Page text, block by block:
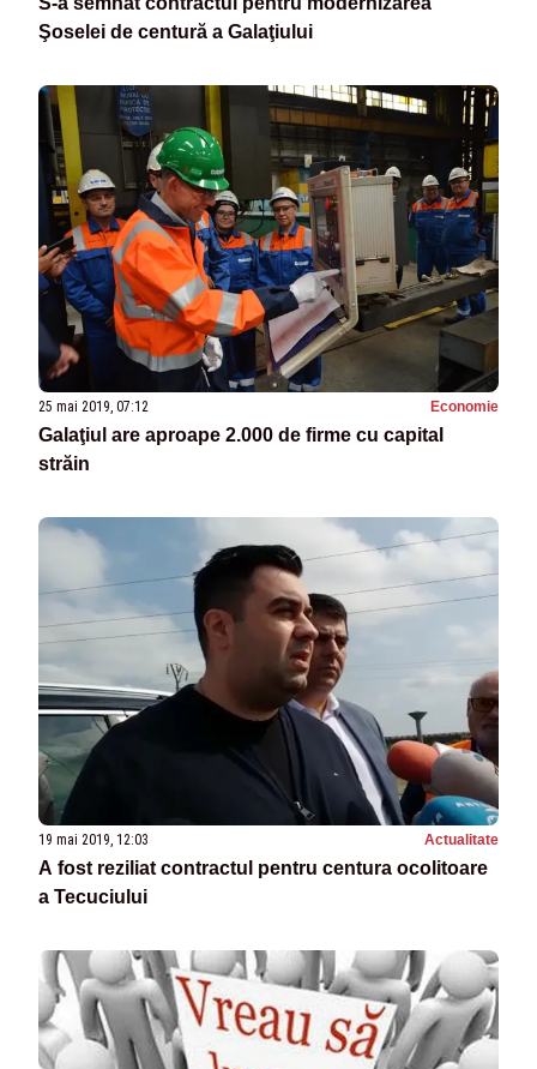
Şoselei de centură a Galaţiului
25 mai 2019, 07:12 Economie
Galaţiul are aproape 2.000 de firme cu capital
străin
19 mai 2019, 12:03 Actualitate
A fost reziliat contractul pentru centura ocolitoare
a Tecuciului